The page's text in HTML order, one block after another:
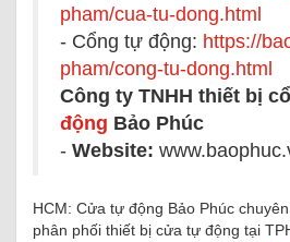
pham/cua-tu-dong.html
- Cổng tự động: https://
pham/cong-tu-dong.html
Công ty TNHH thiết bị
động Bảo Phúc
- Website:
HCM: Cửa tự động Bảo Phúc
phân phối thiết bị cửa tự động tại